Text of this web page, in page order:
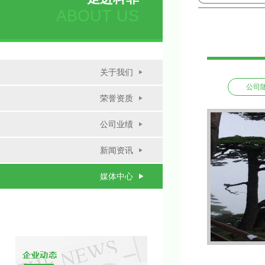
关于我们
荣誉资质
公司业绩
新闻资讯
媒体中心
公司